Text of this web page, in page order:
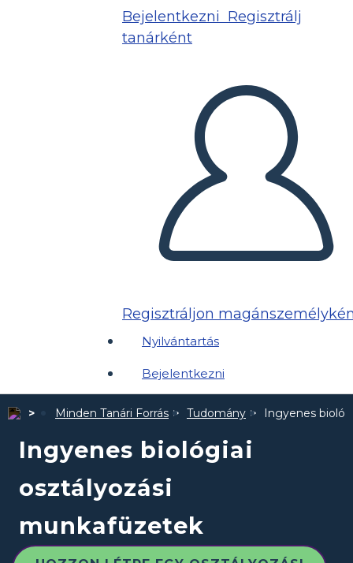
Bejelentkezni Regisztrálj
tanárként
Regisztráljon
Nyilvántartás
Bejelentkezni
Minden Tanári Forrás Tudomány Ingyenes
Ingyenes biológiai
osztályozási
munkafüzetek